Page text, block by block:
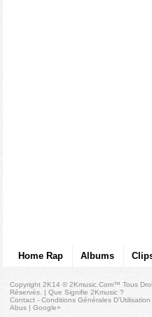
Home Rap Albums
Copyright 2K14 © 2Kmusic.com™Tous
Réservés . |Que Signifie 2Kmusic ?
Contact - Conditions Générales D'Utilisation
Abus |Google+